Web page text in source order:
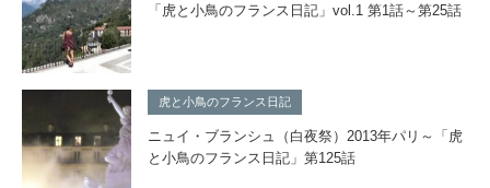
「虎と小鳥のフランス日記」vol.1 第1話～第25話
虎と小鳥のフランス日記
ニュイ・ブランシュ（白夜祭）2013年パリ～「虎
と小鳥のフランス日記」第125話